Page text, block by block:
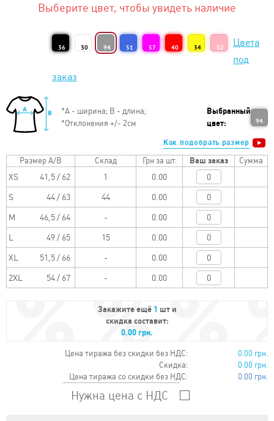
Тираж 21 - 50 шт. : 304 uah
Тираж от 201 шт. :
Выберите цвет, чтобы увидеть наличие
36 30 94 51 57 40 34 52
Цвета
под
заказ
*А - ширина; B - длина;
*Отклонения +/- 2см
Выбранный
цвет:
94
Как подобрать размер
Размер A/B Склад Грн за шт. Ваш заказ Сумма
XS 41,5 / 62 0.00
S 44 / 63 0.00
M 46,5 / 64 0.00
L 49 / 65 0.00
XL 51,5 / 66 0.00
2XL 54 / 67 0.00
Закажите ещё 1 шт и
скидка составит:
0.00 грн.
Цена тиража без скидки без НДС:
0.00 грн.
Скидка:
0.00 грн.
Цена тиража со скидки без НДС:
0.00 грн.
Нужна цена с НДС